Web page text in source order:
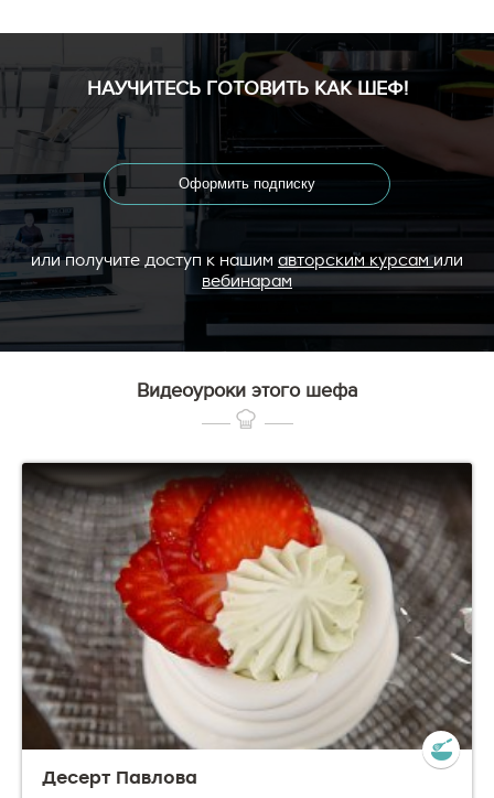
НАУЧИТЕСЬ ГОТОВИТЬ КАК ШЕФ!
Оформить подписку
или получите доступ к нашим авторским курсамили
вебинарам
Видеоуроки этого шефа
Десерт Павлова